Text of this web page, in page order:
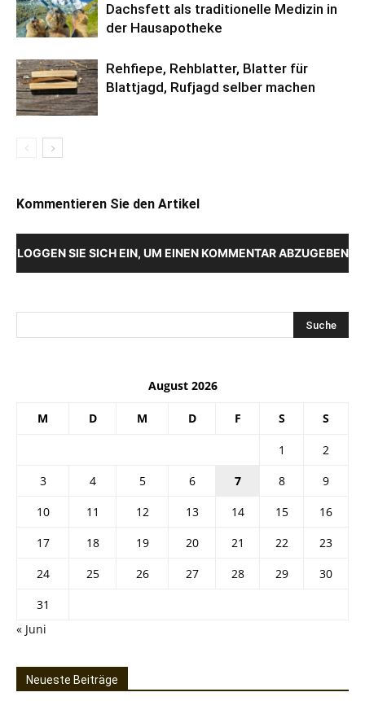
Dachsfett als traditionelle Medizin in
der Hausapotheke
Rehfiepe, Rehblatter, Blatter für
Blattjagd, Rufjagd selber machen
Kommentieren Sie den Artikel
LOGGEN SIE SICH EIN, UM EINEN KOMMENTAR ABZUGEBEN
August 2026
M D M D F S S
1
2
3
4 5 6 7 8
9
10
11 12 13 14 15
16
17
18 19 20 21 22
23
24
25 26 27 28 29
30
31
« Juni
Neueste Beiträge